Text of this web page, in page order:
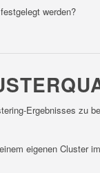
werden?
Ergebnisses zu
eigenen Cluster